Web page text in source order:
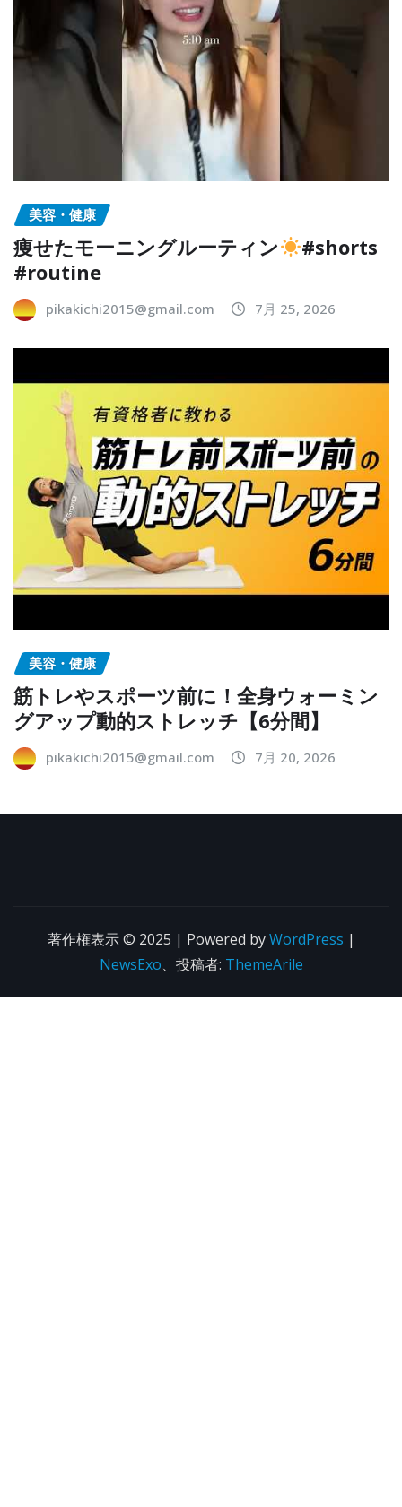
美容・健康
痩せたモーニングルーティン
#shorts
#routine
pikakichi2015@gmail.com 7月 25, 2026
美容・健康
筋トレやスポーツ前に！全身ウォーミン
グアップ動的ストレッチ【6分間】
pikakichi2015@gmail.com 7月 20, 2026
著作権表示 © 2025 | Powered byWordPress |
NewsExo、投稿者: ThemeArile